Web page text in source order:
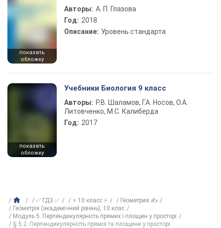
показать
обложку
Авторы: А. П. Глазова
Год: 2018
Описание: Уровень стандарта
показать
обложку
Учебники Биология 9 класс
Авторы: Р.В. Шаламов, Г.А. Носов, О.А.
Литовченко, М.С. Калиберда
Год: 2017
✅ ГДЗ ✅ ⚡ 10 класс ⚡
Геометрия ✍
Геометрія (академічний рівень), 10 клас
Модуль 5. Перпендикулярність прямих і площин у просторі
§ 5.2. Перпендикулярність прямої та площини у просторі